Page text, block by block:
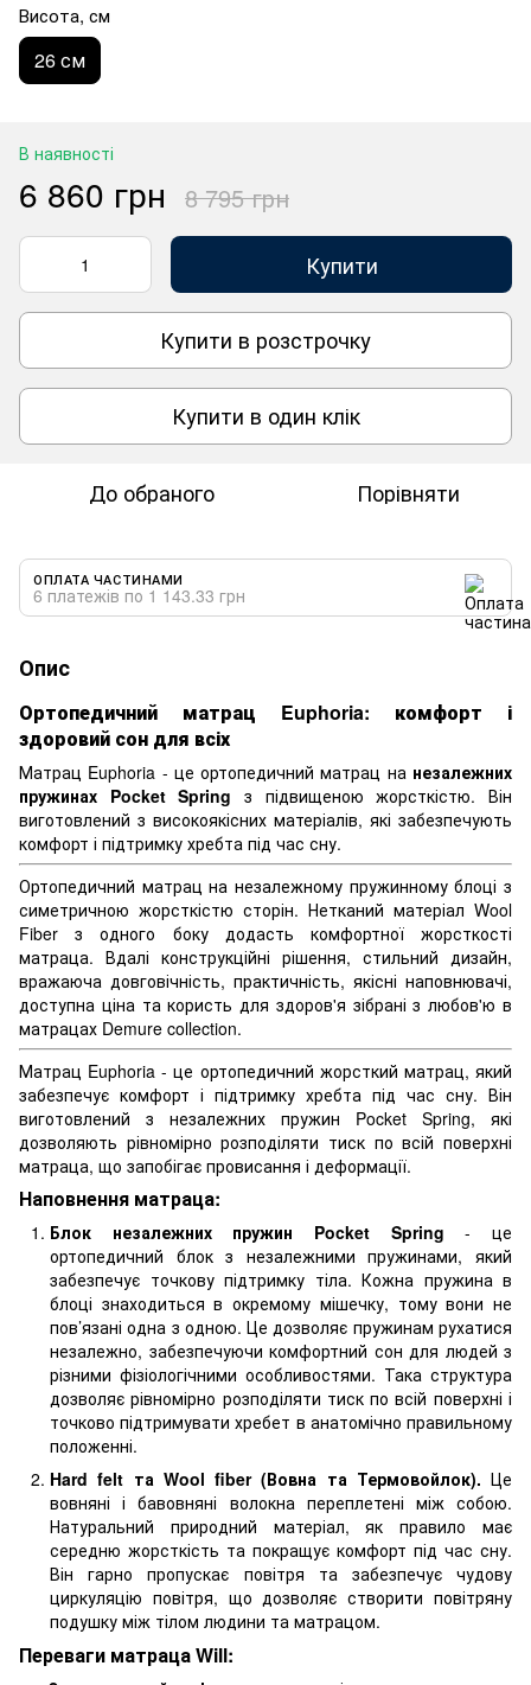
Висота, см
26 см
В наявності
6 860 грн 8 795 грн
Купити
Купити в розстрочку
Купити в один клік
До обраного Порівняти
ОПЛАТА ЧАСТИНАМИ
6 платежів по 1 143.33 грн
Опис
Ортопедичний матрац Euphoria: комфорт і
здоровий сон для всіх
Матрац Euphoria - це ортопедичний матрац на незалежних
пружинах Pocket Spring з підвищеною жорсткістю. Він
виготовлений з високоякісних матеріалів, які забезпечують
комфорт і підтримку хребта під час сну.
Ортопедичний матрац на незалежному пружинному блоці з
симетричною жорсткістю сторін. Нетканий матеріал Wool
Fiber з одного боку додасть комфортної жорсткості
матраца. Вдалі конструкційні рішення, стильний дизайн,
вражаюча довговічність, практичність, якісні наповнювачі,
доступна ціна та користь для здоров'я зібрані з любов'ю в
матрацах Demure collection.
Матрац Euphoria - це ортопедичний жорсткий матрац, який
забезпечує комфорт і підтримку хребта під час сну. Він
виготовлений з незалежних пружин Pocket Spring, які
дозволяють рівномірно розподіляти тиск по всій поверхні
матраца, що запобігає провисання і деформації.
Наповнення матраца:
Блок незалежних пружин Pocket Spring - це
ортопедичний блок з незалежними пружинами, який
забезпечує точкову підтримку тіла. Кожна пружина в
блоці знаходиться в окремому мішечку, тому вони не
пов’язані одна з одною. Це дозволяє пружинам рухатися
незалежно, забезпечуючи комфортний сон для людей з
різними фізіологічними особливостями. Така структура
дозволяє рівномірно розподіляти тиск по всій поверхні і
точково підтримувати хребет в анатомічно правильному
положенні.
Hard felt та Wool fiber (Вовна та Термовойлок). Це
вовняні і бавовняні волокна переплетені між собою.
Натуральний природний матеріал, як правило має
середню жорсткість та покращує комфорт під час сну.
Він гарно пропускає повітря та забезпечує чудову
циркуляцію повітря, що дозволяє створити повітряну
подушку між тілом людини та матрацом.
Переваги матраца Will: